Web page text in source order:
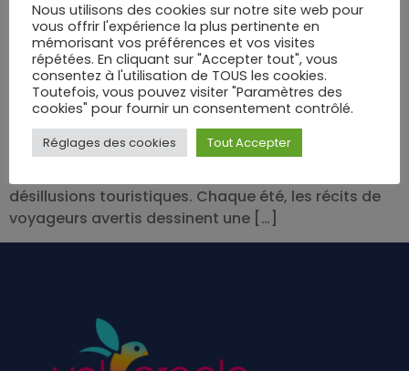
Entre mer turquoise et ruelles pavées, Chaque
voyage à Cadaqués évoque l’évasion
méditerranéenne à l’état pur : parfums iodés,
lumières irréelles et vestiges d’artistes jusqu’au
sommet du Cap de Creus. Pourtant, cette carte
postale rêvée dévoile parfois des revers inattendus :
désillusions touristiques. Chaque été, les récits de
voyageurs avertis dessinent une […]
Nous utilisons des cookies sur notre site web pour
vous offrir l'expérience la plus pertinente en
mémorisant vos préférences et vos visites
répétées. En cliquant sur "Accepter tout", vous
consentez à l'utilisation de TOUS les cookies.
Toutefois, vous pouvez visiter "Paramètres des
cookies" pour fournir un consentement contrôlé.
Réglages des cookies Tout Accepter